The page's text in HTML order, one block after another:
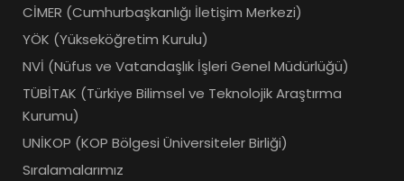
CİMER (Cumhurbaşkanlığı İletişim Merkezi)
YÖK (Yükseköğretim Kurulu)
NVİ (Nüfus ve Vatandaşlık İşleri Genel Müdürlüğü)
TÜBİTAK (Türkiye Bilimsel ve Teknolojik Araştırma
Kurumu)
UNİKOP (KOP Bölgesi Üniversiteler Birliği)
Sıralamalarımız